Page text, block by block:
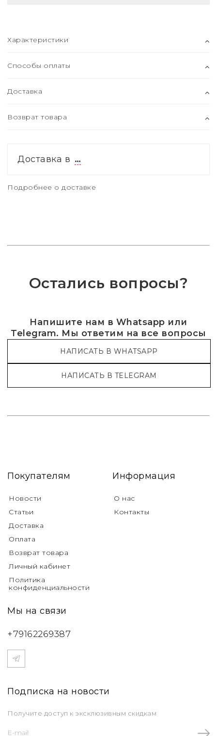
Характеристики
Способы оплаты
Доставка
Возврат товара
Доставка в …
Подробнее о доставке
Остались вопросы?
Напишите нам в Whatsapp или
Telegram. Мы ответим на все вопросы
НАПИСАТЬ В WHATSAPP
НАПИСАТЬ В TELEGRAM
Покупателям
Новости
Статьи
Доставка
Оплата
Возврат товара
Личный кабинет
Политика
конфиденциальности
Информация
О нас
Контакты
Мы на связи
+79162269387
Подписка на новости
Получите доступ к эксклюзивным скидкам